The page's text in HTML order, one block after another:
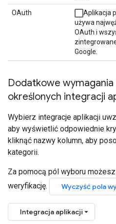
OAuth
Aplikacja
używa
OAuth i
Google.
Dodatkowe
określonych integracji
Wybierz integracje aplikacji
aby wyświetlić odpowiednie
kliknąć nazwy kolumn, aby
kategorii.
Za pomocą pól wyboru
weryfikację.
Wyczyść pola
Integracja aplikacji